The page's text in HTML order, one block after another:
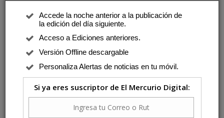
Accede la noche anterior a la publicación de
la edición del día siguiente.
Acceso a Ediciones anteriores.
Versión Offline descargable
Personaliza Alertas de noticias en tu móvil.
Si ya eres suscriptor de El Mercurio Digital: